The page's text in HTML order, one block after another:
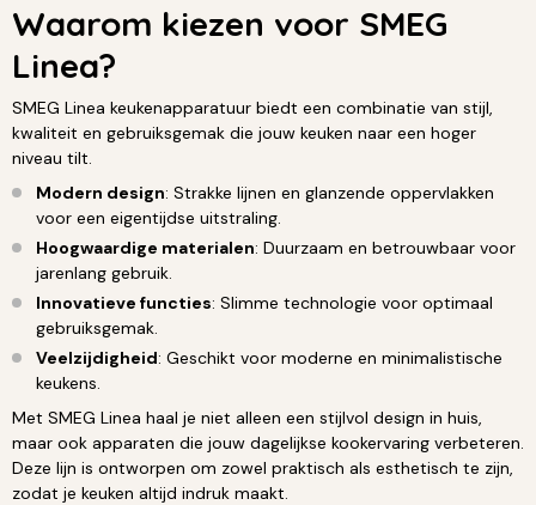
Waarom kiezen voor SMEG
Linea?
SMEG Linea keukenapparatuur biedt een combinatie van stijl,
kwaliteit en gebruiksgemak die jouw keuken naar een hoger
niveau tilt.
Modern design: Strakke lijnen en glanzende oppervlakken
voor een eigentijdse uitstraling.
Hoogwaardige materialen: Duurzaam en betrouwbaar voor
jarenlang gebruik.
Innovatieve functies: Slimme technologie voor optimaal
gebruiksgemak.
Veelzijdigheid: Geschikt voor moderne en minimalistische
keukens.
Met SMEG Linea haal je niet alleen een stijlvol design in huis,
maar ook apparaten die jouw dagelijkse kookervaring verbeteren.
Deze lijn is ontworpen om zowel praktisch als esthetisch te zijn,
zodat je keuken altijd indruk maakt.